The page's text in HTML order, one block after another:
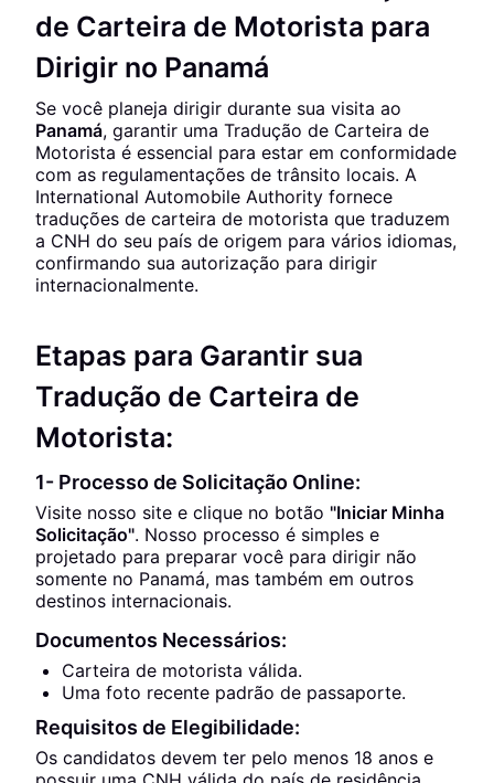
de Carteira de Motorista para
Dirigir no Panamá
Se você planeja dirigir durante sua visita ao
Panamá, garantir uma Tradução de Carteira de
Motorista é essencial para estar em conformidade
com as regulamentações de trânsito locais. A
International Automobile Authority fornece
traduções de carteira de motorista que traduzem
a CNH do seu país de origem para vários idiomas,
confirmando sua autorização para dirigir
internacionalmente.
Etapas para Garantir sua
Tradução de Carteira de
Motorista:
1- Processo de Solicitação Online:
Visite nosso site e clique no botão "Iniciar Minha
Solicitação". Nosso processo é simples e
projetado para preparar você para dirigir não
somente no Panamá, mas também em outros
destinos internacionais.
Documentos Necessários:
Carteira de motorista válida.
Uma foto recente padrão de passaporte.
Requisitos de Elegibilidade:
Os candidatos devem ter pelo menos 18 anos e